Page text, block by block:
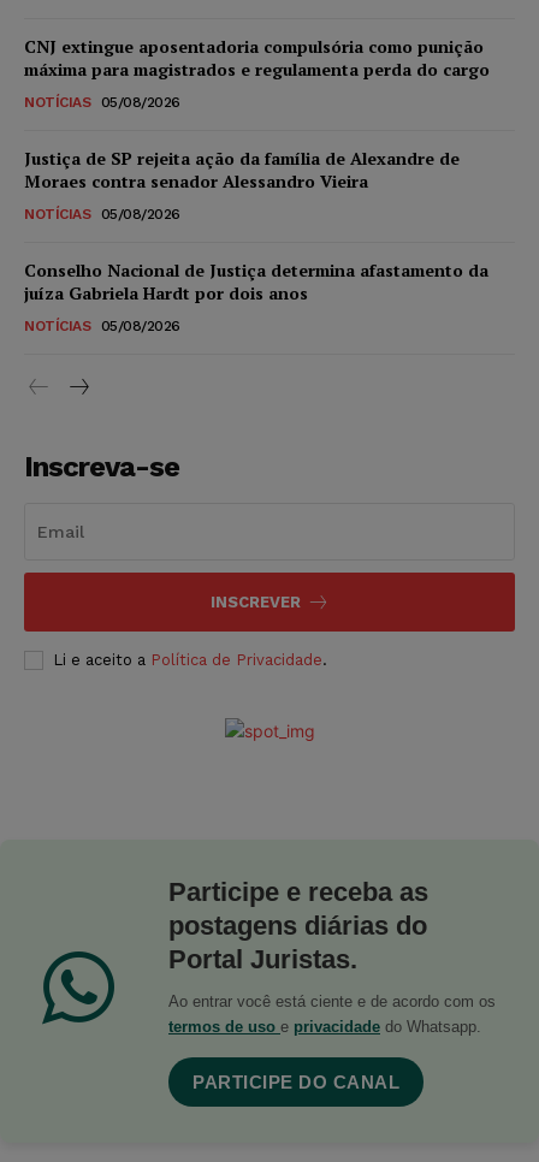
CNJ extingue aposentadoria compulsória como punição
máxima para magistrados e regulamenta perda do cargo
NOTÍCIAS 05/08/2026
Justiça de SP rejeita ação da família de Alexandre de
Moraes contra senador Alessandro Vieira
NOTÍCIAS 05/08/2026
Conselho Nacional de Justiça determina afastamento da
juíza Gabriela Hardt por dois anos
NOTÍCIAS 05/08/2026
Inscreva-se
INSCREVER
Li e aceito a Política de Privacidade.
Participe e receba as
postagens diárias do
Portal Juristas.
Ao entrar você está ciente e de acordo com os
termos de uso e privacidade do Whatsapp.
PARTICIPE DO CANAL